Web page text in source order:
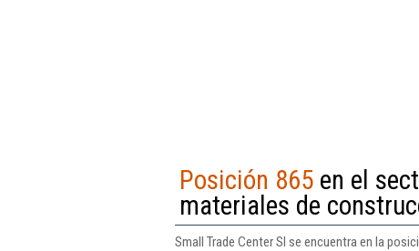
Posición 865 en el
materiales de
Small Trade Center Sl se encuentra en la